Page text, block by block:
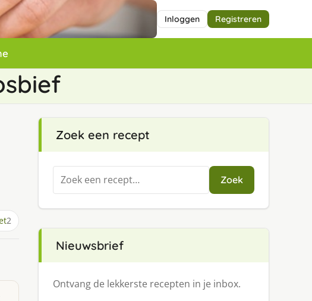
Inloggen Registreren
2
Zoek een recept
Zoeken
naar:
Zoek
Nieuwsbrief
Ontvang de lekkerste recepten in je inbox.